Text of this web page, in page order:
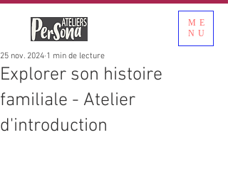
ME
NU
Explorer son histoire
familiale - Atelier
d'introduction
25 nov. 2024 1 min de lecture